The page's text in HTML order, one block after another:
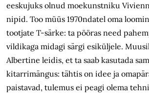
eeskujuks olnud moekunstniku
nipid. Too müüs 1970ndatel oma
tootjate T-särke: ta pööras need
vildikaga midagi särgi esiküljele.
Albertine leidis, et ta saab kasutada
kitarrimängus: tähtis on idee ja
paistavad, tulemus ei peagi olema